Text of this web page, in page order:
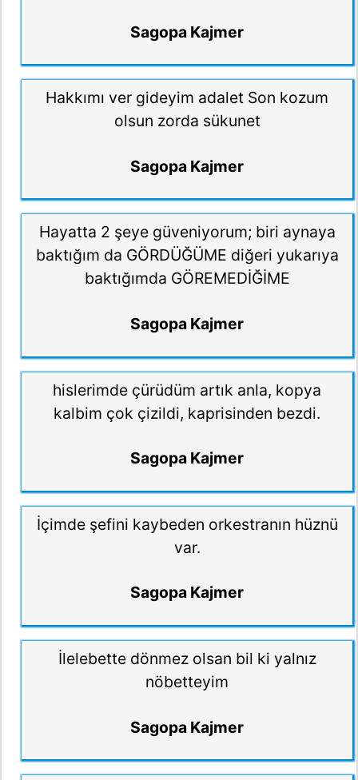
Sagopa Kajmer
Hakkımı ver gideyim adalet Son kozum
olsun zorda sükunet
Sagopa Kajmer
Hayatta 2 şeye güveniyorum; biri aynaya
baktığım da GÖRDÜĞÜME diğeri yukarıya
baktığımda GÖREMEDİĞİME
Sagopa Kajmer
hislerimde çürüdüm artık anla, kopya
kalbim çok çizildi, kaprisinden bezdi.
Sagopa Kajmer
İçimde şefini kaybeden orkestranın hüznü
var.
Sagopa Kajmer
İlelebette dönmez olsan bil ki yalnız
nöbetteyim
Sagopa Kajmer